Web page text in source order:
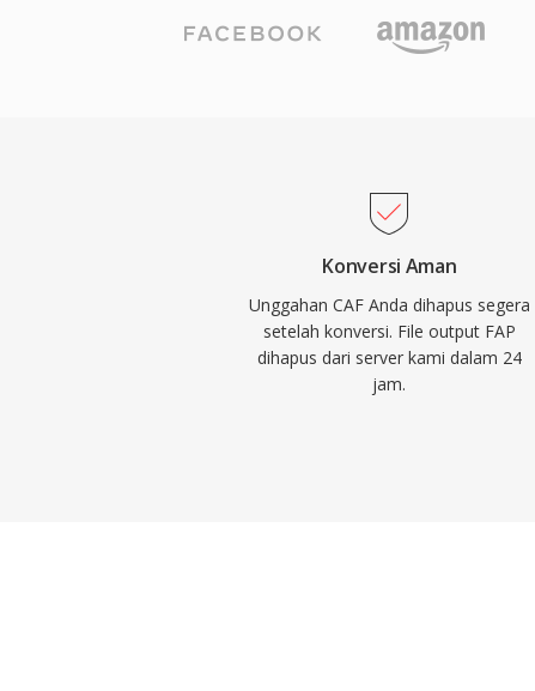
Konversi Aman
Unggahan CAF Anda dihapus segera
setelah konversi. File output FAP
dihapus dari server kami dalam 24
jam.